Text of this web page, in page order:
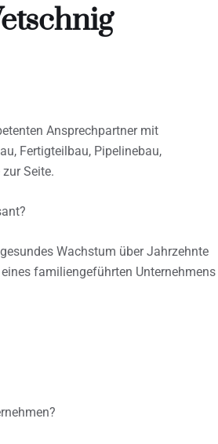
Ansprechpartner mit
Fertigteilbau, Pipelinebau,
Seite.
Wachstum über Jahrzehnte
familiengeführten Unternehmens